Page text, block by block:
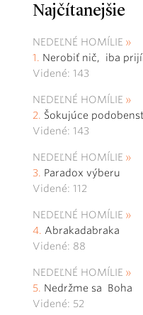
Najčítanejšie
NEDEĽNÉ HOMÍLIE
Nerobiť nič, iba
Videné: 143
NEDEĽNÉ HOMÍLIE
Šokujúce
Videné: 143
NEDEĽNÉ HOMÍLIE
Paradox výberu
Videné: 112
NEDEĽNÉ HOMÍLIE
Abrakadabraka
Videné: 88
NEDEĽNÉ HOMÍLIE
Nedržme sa Boha
Videné: 52